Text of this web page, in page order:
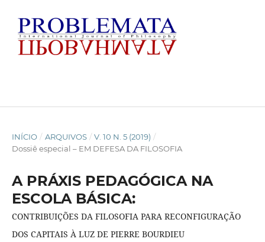
INÍCIO / ARQUIVOS / V. 10 N. 5 (2019) /
Dossiê especial – EM DEFESA DA FILOSOFIA
A PRÁXIS PEDAGÓGICA NA
ESCOLA BÁSICA:
CONTRIBUIÇÕES DA FILOSOFIA PARA RECONFIGURAÇÃO
DOS CAPITAIS À LUZ DE PIERRE BOURDIEU